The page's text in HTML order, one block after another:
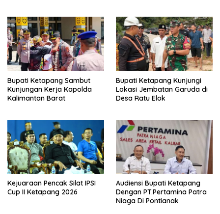
Bupati Ketapang Sambut
Kunjungan Kerja Kapolda
Kalimantan Barat
Bupati Ketapang Kunjungi
Lokasi Jembatan Garuda di
Desa Ratu Elok
Kejuaraan Pencak Silat IPSI
Cup II Ketapang 2026
Audiensi Bupati Ketapang
Dengan PT.Pertamina Patra
Niaga Di Pontianak